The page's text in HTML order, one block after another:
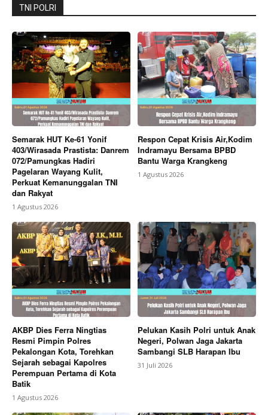
Berita Lainnya Bupati Karo, Pimpin Apel Gabungan
Apresiasi Suksesnya FBB 2026 dan Targetkan FBB
2027 Go Internasional
TNI POLRI
Semarak HUT Ke-61 Yonif
403/Wirasada Prastista: Danrem
072/Pamungkas Hadiri
Pagelaran Wayang Kulit,
Perkuat Kemanunggalan TNI
dan Rakyat
1 Agustus 2026
Respon Cepat Krisis Air,Kodim
Indramayu Bersama BPBD
Bantu Warga Krangkeng
1 Agustus 2026
AKBP Dies Ferra Ningtias
Resmi Pimpin Polres
Pekalongan Kota, Torehkan
Sejarah sebagai Kapolres
Perempuan Pertama di Kota
Batik
1 Agustus 2026
Pelukan Kasih Polri untuk Anak
Negeri, Polwan Jaga Jakarta
Sambangi SLB Harapan Ibu
31 Juli 2026